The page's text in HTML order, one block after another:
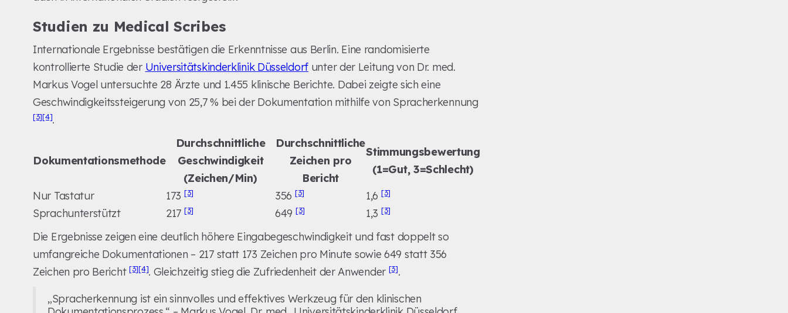
Studien zu Medical Scribes
Internationale Ergebnisse bestätigen die Erkenntnisse aus Berlin. Eine randomisierte
kontrollierte Studie der Universitätskinderklinik Düsseldorf unter der Leitung von Dr. med.
Markus Vogel untersuchte 28 Ärzte und 1.455 klinische Berichte. Dabei zeigte sich eine
Geschwindigkeitssteigerung von 25,7 % bei der Dokumentation mithilfe von Spracherkennung
[3][4].
Dokumentationsmethode
Durchschnittliche
Geschwindigkeit
(Zeichen/Min)
Durchschnittliche
Zeichen pro
Bericht
Stimmungsbewertung
(1=Gut, 3=Schlecht)
Nur Tastatur
173[3] 356[3] 1,6[3]
Sprachunterstützt 217[3] 649[3] 1,3[3]
Die Ergebnisse zeigen eine deutlich höhere Eingabegeschwindigkeit und fast doppelt so
umfangreiche Dokumentationen – 217 statt 173 Zeichen pro Minute sowie 649 statt 356
Zeichen pro Bericht [3][4]. Gleichzeitig stieg die Zufriedenheit der Anwender [3].
„Spracherkennung ist ein sinnvolles und effektives Werkzeug für den klinischen